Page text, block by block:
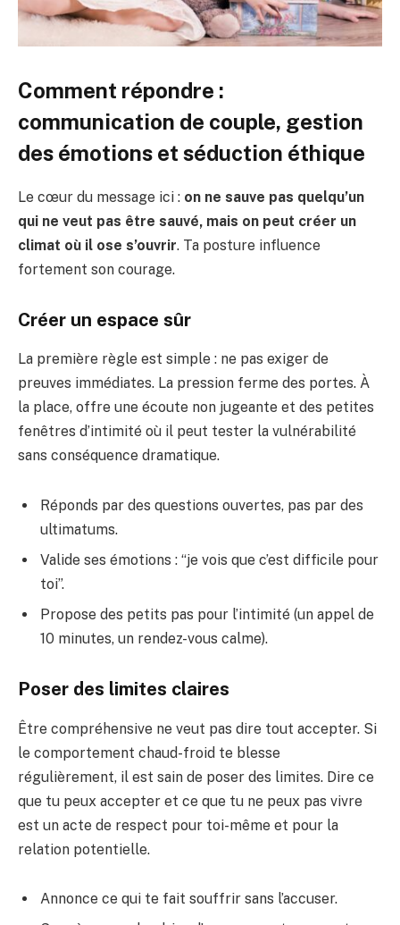
Comment répondre :
communication de couple, gestion
des émotions et séduction éthique
Le cœur du message ici : on ne sauve pas quelqu’un
qui ne veut pas être sauvé, mais on peut créer un
climat où il ose s’ouvrir. Ta posture influence
fortement son courage.
Créer un espace sûr
La première règle est simple : ne pas exiger de
preuves immédiates. La pression ferme des portes. À
la place, offre une écoute non jugeante et des petites
fenêtres d’intimité où il peut tester la vulnérabilité
sans conséquence dramatique.
Réponds par des questions ouvertes, pas par des
ultimatums.
Valide ses émotions : “je vois que c’est difficile pour
toi”.
Propose des petits pas pour l’intimité (un appel de
10 minutes, un rendez-vous calme).
Poser des limites claires
Être compréhensive ne veut pas dire tout accepter. Si
le comportement chaud-froid te blesse
régulièrement, il est sain de poser des limites. Dire ce
que tu peux accepter et ce que tu ne peux pas vivre
est un acte de respect pour toi-même et pour la
relation potentielle.
Annonce ce qui te fait souffrir sans l’accuser.